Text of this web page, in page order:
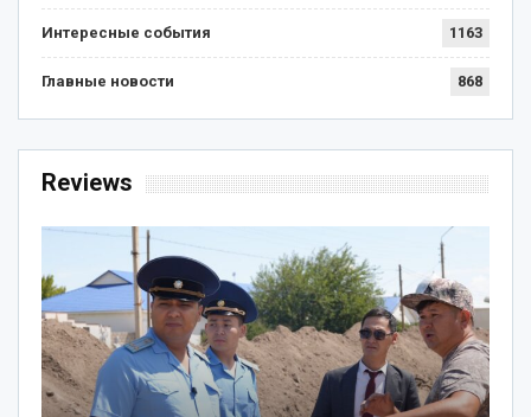
Интересные события 1163
Главные новости 868
Reviews